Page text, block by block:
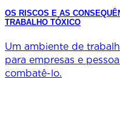
OS RISCOS E AS
TRABALHO TÓXICO
Um ambiente de
para empresas e
combatê-lo.